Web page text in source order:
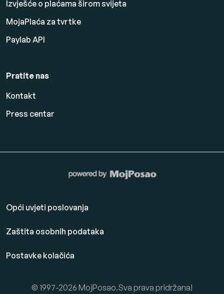
Izvješće o plaćama širom svijeta
MojaPlaća za tvrtke
Paylab API
Pratite nas
Kontakt
Press centar
Opći uvjeti poslovanja
Zaštita osobnih podataka
Postavke kolačića
© 1997-2026 MojPosao.Sva prava pridržana!